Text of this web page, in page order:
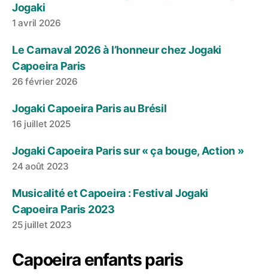
Jogaki
1 avril 2026
Le Carnaval 2026 à l’honneur chez Jogaki
Capoeira Paris
26 février 2026
Jogaki Capoeira Paris au Brésil
16 juillet 2025
Jogaki Capoeira Paris sur « ça bouge, Action »
24 août 2023
Musicalité et Capoeira : Festival Jogaki
Capoeira Paris 2023
25 juillet 2023
Capoeira enfants paris